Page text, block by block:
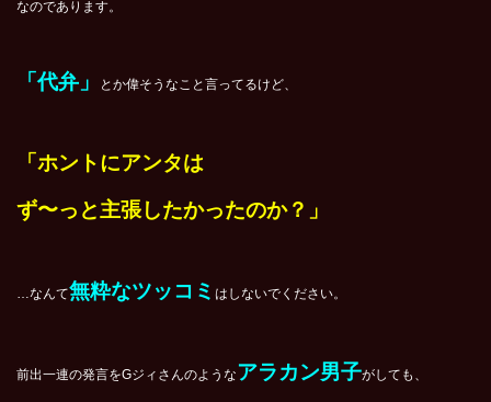
なのであります。
「代弁」 とか偉そうなこと言ってるけど、
「ホントにアンタは
ず〜っと主張したかったのか？」
…なんて無粋なツッコミ はしないでください。
前出一連の発言をGジィさんのような アラカン男子がしても、